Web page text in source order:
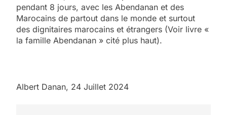
pendant 8 jours, avec les Abendanan et des
Marocains de partout dans le monde et surtout
des dignitaires marocains et étrangers (Voir livre «
la famille Abendanan » cité plus haut).
Albert Danan, 24 Juillet 2024